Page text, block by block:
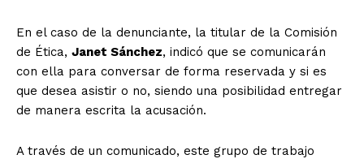
En el caso de la denunciante, la titular de la Comisión
de Ética, Janet Sánchez, indicó que se comunicarán
con ella para conversar de forma reservada y si es
que desea asistir o no, siendo una posibilidad entregar
de manera escrita la acusación.
A través de un comunicado, este grupo de trabajo